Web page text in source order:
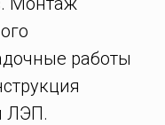
работы
ЛЭП.